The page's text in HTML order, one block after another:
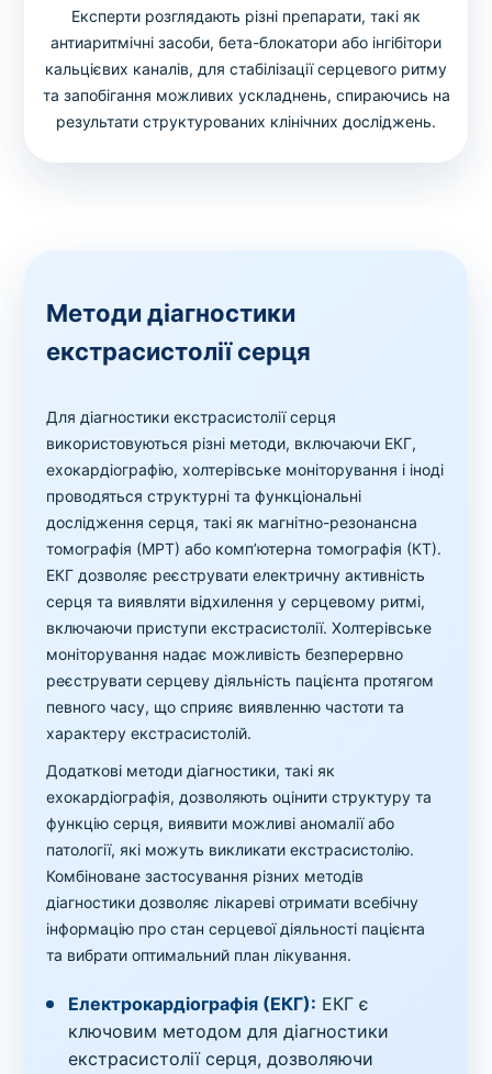
Експерти розглядають різні препарати, такі як
антиаритмічні засоби, бета-блокатори або інгібітори
кальцієвих каналів, для стабілізації серцевого ритму
та запобігання можливих ускладнень, спираючись на
результати структурованих клінічних досліджень.
Методи діагностики
екстрасистолії серця
Для діагностики екстрасистолії серця
використовуються різні методи, включаючи ЕКГ,
ехокардіографію, холтерівське моніторування і іноді
проводяться структурні та функціональні
дослідження серця, такі як магнітно-резонансна
томографія (МРТ) або комп’ютерна томографія (КТ).
ЕКГ дозволяє реєструвати електричну активність
серця та виявляти відхилення у серцевому ритмі,
включаючи приступи екстрасистолії. Холтерівське
моніторування надає можливість безперервно
реєструвати серцеву діяльність пацієнта протягом
певного часу, що сприяє виявленню частоти та
характеру екстрасистолій.
Додаткові методи діагностики, такі як
ехокардіографія, дозволяють оцінити структуру та
функцію серця, виявити можливі аномалії або
патології, які можуть викликати екстрасистолію.
Комбіноване застосування різних методів
діагностики дозволяє лікареві отримати всебічну
інформацію про стан серцевої діяльності пацієнта
та вибрати оптимальний план лікування.
Електрокардіографія (ЕКГ): ЕКГ є
ключовим методом для діагностики
екстрасистолії серця, дозволяючи